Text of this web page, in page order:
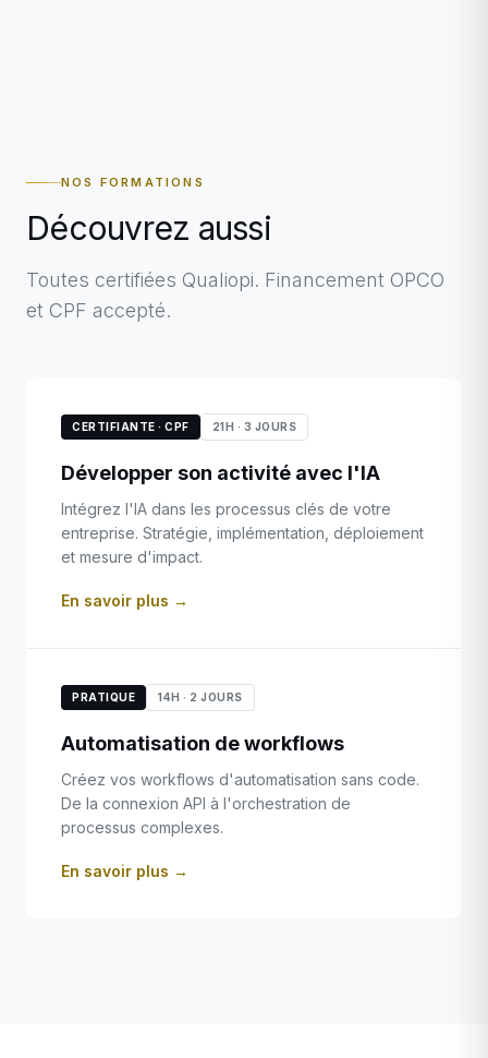
NOS FORMATIONS
Découvrez aussi
Toutes certifiées Qualiopi. Financement OPCO
et CPF accepté.
CERTIFIANTE · CPF 21H · 3 JOURS
Développer son activité avec l'IA
Intégrez l'IA dans les processus clés de votre
entreprise. Stratégie, implémentation, déploiement
et mesure d'impact.
En savoir plus →
PRATIQUE 14H · 2 JOURS
Automatisation de workflows
Créez vos workflows d'automatisation sans code.
De la connexion API à l'orchestration de
processus complexes.
En savoir plus →